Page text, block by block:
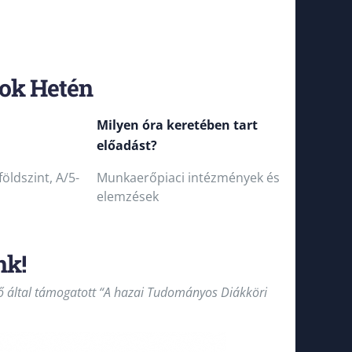
Hetén
Milyen óra keretében tart
előadást?
A/5-
Munkaerőpiaci intézmények és
elemzések
által támogatott “A hazai Tudományos Diákköri